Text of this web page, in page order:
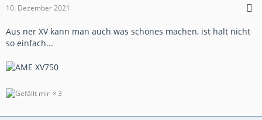
10. Dezember 2021
Aus ner XV kann man auch was schönes machen, ist halt nicht
so einfach...
3